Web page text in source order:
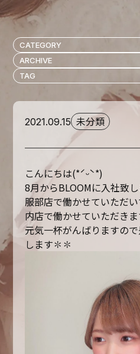
2021.09.15 未分類
こんにちは(*ˊᵕˋ*)
8月からBLOOMに入社致
服部店で働かせていただ
内店で働かせていただき
元気一杯がんばりますの
します✽✽